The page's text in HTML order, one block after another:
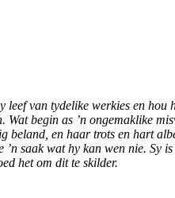
van tydelike werkies en
Wat begin as ’n ongemaklike
beland, en haar trots en hart
saak wat hy kan wen nie. Sy
het om dit te skilder.